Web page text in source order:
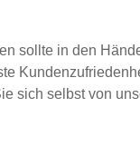
sollte in den
sich selbst von